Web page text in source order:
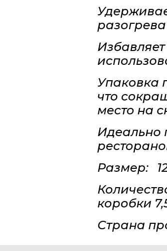
Упаковка
что
место на
Идеально
Размер:
коробки
Страна